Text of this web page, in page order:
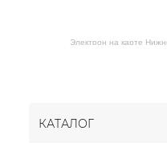
Электрон на карте
КАТАЛОГ